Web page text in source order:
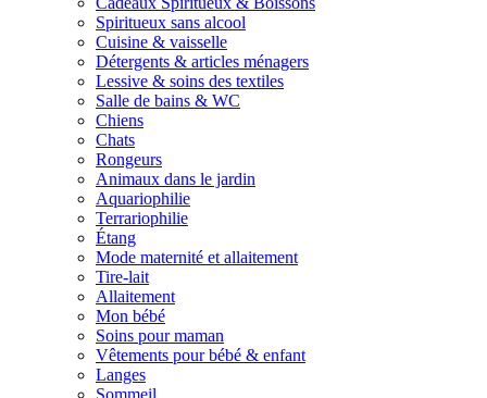
Spiritueux sans alcool
Cuisine & vaisselle
Détergents & articles ménagers
Lessive & soins des textiles
Salle de bains & WC
Chiens
Chats
Rongeurs
Animaux dans le jardin
Aquariophilie
Terrariophilie
Étang
Mode maternité et allaitement
Tire-lait
Allaitement
Mon bébé
Soins pour maman
Vêtements pour bébé & enfant
Langes
Sommeil